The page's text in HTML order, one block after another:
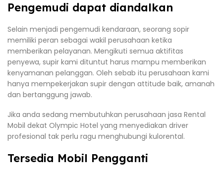
Pengemudi dapat diandalkan
Selain menjadi pengemudi kendaraan, seorang sopir
memiliki peran sebagai wakil perusahaan ketika
memberikan pelayanan. Mengikuti semua aktifitas
penyewa, supir kami dituntut harus mampu memberikan
kenyamanan pelanggan. Oleh sebab itu perusahaan kami
hanya mempekerjakan supir dengan attitude baik, amanah
dan bertanggung jawab.
Jika anda sedang membutuhkan perusahaan jasa Rental
Mobil dekat Olympic Hotel yang menyediakan driver
profesional tak perlu ragu menghubungi kulorental.
Tersedia Mobil Pengganti